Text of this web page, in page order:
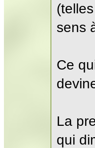
sens
Ce
La
qui